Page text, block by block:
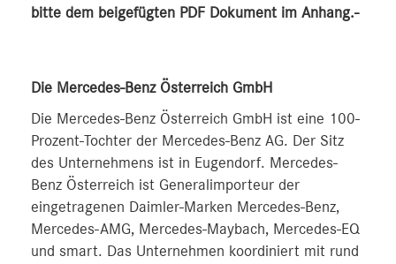
bitte dem beigefügten PDF Dokument im Anhang.-
Die Mercedes-Benz Österreich GmbH
Die Mercedes-Benz Österreich GmbH ist eine 100-
Prozent-Tochter der Mercedes-Benz AG. Der Sitz
des Unternehmens ist in Eugendorf. Mercedes-
Benz Österreich ist Generalimporteur der
eingetragenen Daimler-Marken Mercedes-Benz,
Mercedes-AMG, Mercedes-Maybach, Mercedes-EQ
und smart. Das Unternehmen koordiniert mit rund